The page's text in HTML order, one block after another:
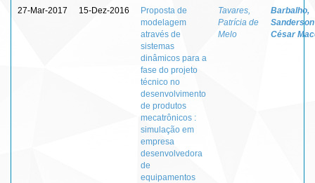
27-Mar-2017 15-Dez-2016
Proposta de
modelagem
através de
sistemas
dinâmicos para a
fase do projeto
técnico no
desenvolvimento
de produtos
mecatrônicos :
simulação em
empresa
desenvolvedora
de
equipamentos
Tavares,
Patrícia de
Melo
Barbalho,
Sanderson
César